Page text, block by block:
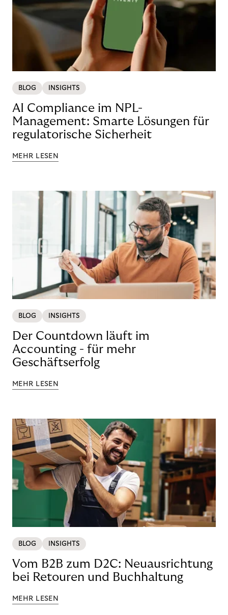
BLOG INSIGHTS
AI Compliance im NPL-
Management: Smarte Lösungen für
regulatorische Sicherheit
MEHR LESEN
BLOG INSIGHTS
Der Countdown läuft im
Accounting - für mehr
Geschäftserfolg
MEHR LESEN
BLOG INSIGHTS
Vom B2B zum D2C: Neuausrichtung
bei Retouren und Buchhaltung
MEHR LESEN